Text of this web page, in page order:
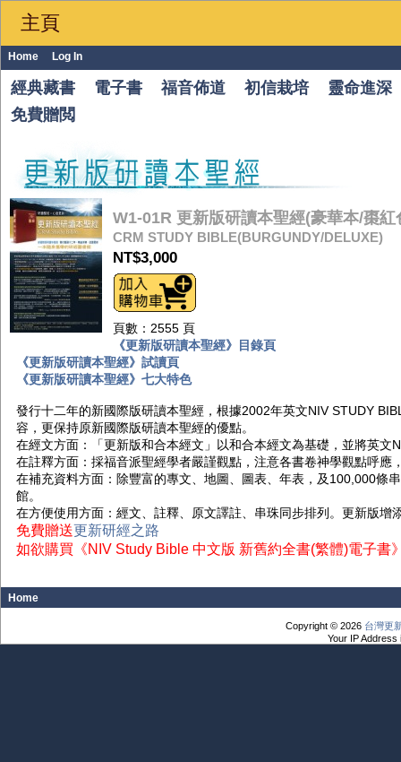
主頁
Home Log In
經典藏書 電子書 福音佈道 初信栽培
靈命進深
免費贈閲
W1-01R 更新版研讀本聖經(豪華本/棗
CRM STUDY BIBLE(BURGUNDY/DELUXE)
NT$3,000
頁數：2555 頁
《更新版研讀本聖經》目錄頁
《更新版研讀本聖經》試讀頁
《更新版研讀本聖經》七大特色
發行十二年的新國際版研讀本聖經，根據2002年英文NIV STUDY
容，更保持原新國際版研讀本聖經的優點。
在經文方面：「更新版和合本經文」以和合本經文為基礎，並將英
在註釋方面：採福音派聖經學者嚴謹觀點，注意各書卷神學觀點呼
在補充資料方面：除豐富的專文、地圖、圖表、年表，及100,000條
館。
在方便使用方面：經文、註釋、原文譯註、串珠同步排列。更新版增
免費贈送更新研經之路
如欲購買 《NIV Study Bible 中文版 新舊約全書(繁體)電子書
Home
Copyright © 2026 台灣更
Your IP Address